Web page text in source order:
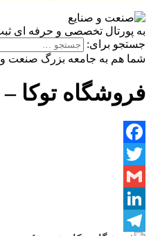
به پورتال تخصصی و حرفه ای
جستجو برای:
شما هم به جامعه بزرگ صنعت و
فروشگاه توکا –
Facebook
Twitter
Gmail
LinkedIn